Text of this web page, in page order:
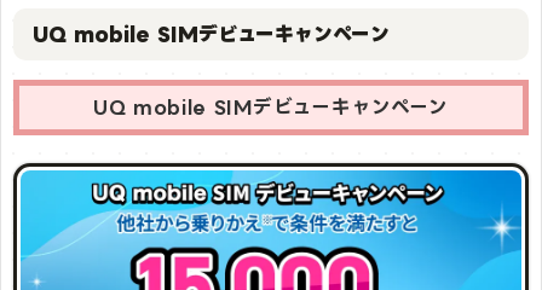
UQ mobile SIMデビューキャンペーン
UQ mobile SIMデビューキャンペーン